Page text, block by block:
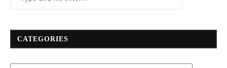
CATEGORIES